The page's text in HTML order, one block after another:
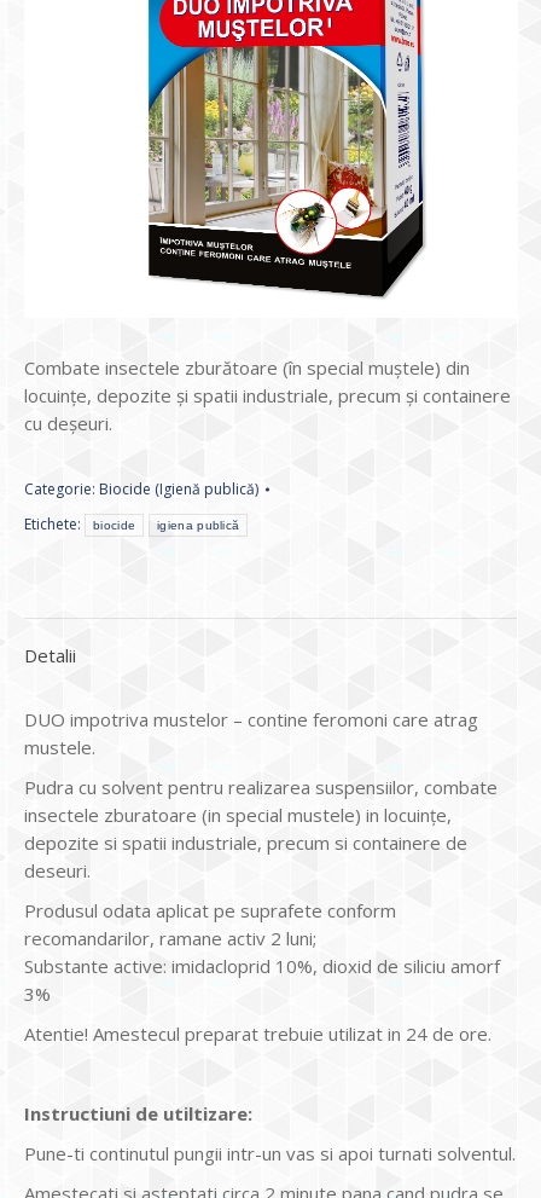
Combate insectele zburătoare (în special muștele) din
locuințe, depozite și spatii industriale, precum și containere
cu deșeuri.
Categorie: Biocide (Igienă publică)
Etichete:
biocide igiena publică
Detalii
DUO impotriva mustelor – contine feromoni care atrag
mustele.
Pudra cu solvent pentru realizarea suspensiilor, combate
insectele zburatoare (in special mustele) in locuințe,
depozite si spatii industriale, precum si containere de
deseuri.
Produsul odata aplicat pe suprafete conform
recomandarilor, ramane activ 2 luni;
Substante active: imidacloprid 10%, dioxid de siliciu amorf
3%
Atentie! Amestecul preparat trebuie utilizat in 24 de ore.
Instructiuni de utiltizare:
Pune-ti continutul pungii intr-un vas si apoi turnati solventul.
Amestecati si asteptati circa 2 minute pana cand pudra se